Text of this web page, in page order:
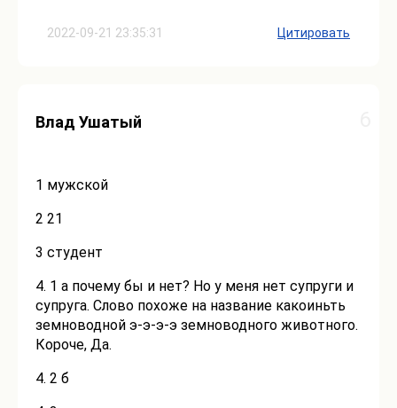
2022-09-21 23:35:31 Цитировать
Влад Ушатый
1 мужской
2 21
3 студент
4. 1 а почему бы и нет? Но у меня нет супруги и
супруга. Слово похоже на название какоиньть
земноводной э-э-э-э земноводного животного.
Короче, Да.
4. 2 б